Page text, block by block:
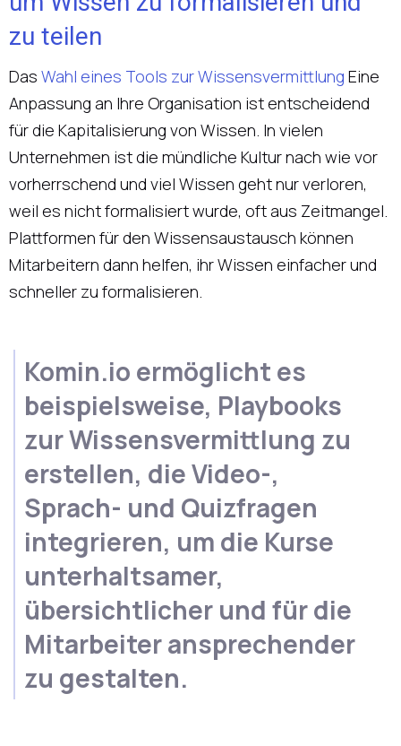
zu teilen
Das Wahl eines Tools zur Wissensvermittlung Eine
Anpassung an Ihre Organisation ist entscheidend
für die Kapitalisierung von Wissen. In vielen
Unternehmen ist die mündliche Kultur nach wie vor
vorherrschend und viel Wissen geht nur verloren,
weil es nicht formalisiert wurde, oft aus Zeitmangel.
Plattformen für den Wissensaustausch können
Mitarbeitern dann helfen, ihr Wissen einfacher und
schneller zu formalisieren.
Komin.io ermöglicht es
beispielsweise, Playbooks
zur Wissensvermittlung zu
erstellen, die Video-,
Sprach- und Quizfragen
integrieren, um die Kurse
unterhaltsamer,
übersichtlicher und für die
Mitarbeiter ansprechender
zu gestalten.